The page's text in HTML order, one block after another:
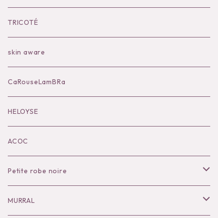
Bilitis dix-sept ans
Outer
Bag
Accessories
Black series
KOKO別注
TRICOTÉ
skin aware
CaRouseLamBRa
HELOYSE
ACOC
Petite robe noire
Necklace
MURRAL